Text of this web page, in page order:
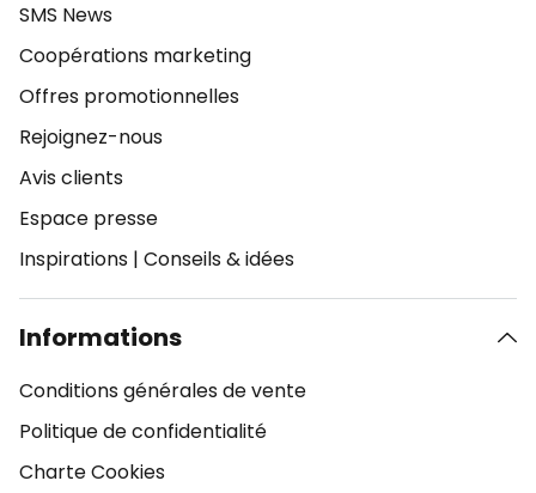
SMS News
Coopérations marketing
Offres promotionnelles
Rejoignez-nous
Avis clients
Espace presse
Inspirations | Conseils & idées
Informations
Conditions générales de vente
Politique de confidentialité
Charte Cookies